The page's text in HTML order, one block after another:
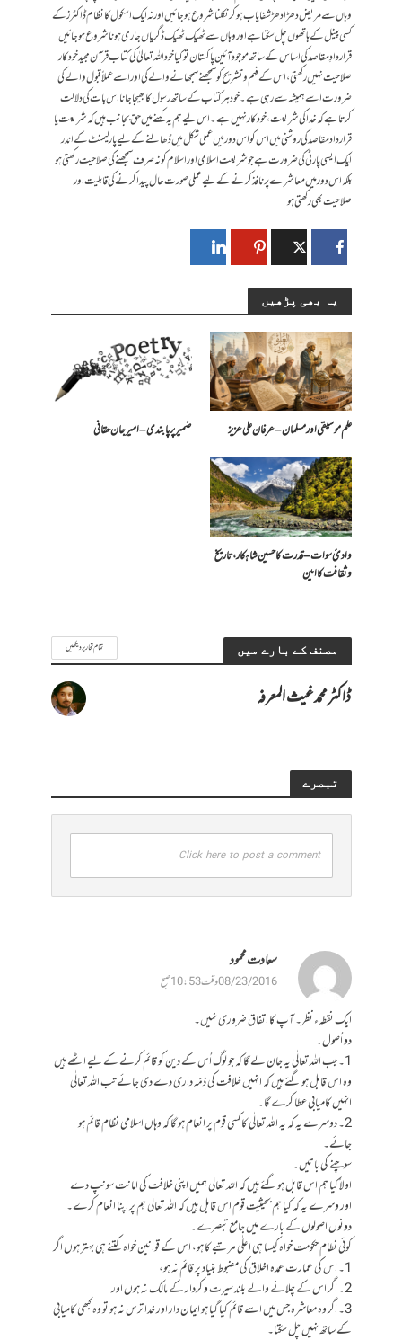
وہاں سے مریض دھڑا دھڑ شفا یاب ہو کر نکلنا شروع ہو جائیں اور نہ ایک اسکول کا نظام ڈاکٹرز کے
کسی پینل کے ہاتھوں چل سکتا ہے اور وہاں سے ٹھیک ٹھیک ڈگریاں جاری ہونا شروع ہو جائیں
قرار دادِ مقاصد کی اساس کے ساتھ موجود آئین پاکستان تو کیا خود اللہ تعالیٰ کی کتاب قرآن مجید خود کار
صلاحیت نہیں رکھتی، اس کے فہم و تشریح کو سمجھنے سمجھانے والے کی اور اسے عملاً قبول والے کی
ضرورت اسے ہمیشہ سے رہی ہے۔ خود ہر کتاب کے ساتھ رسول کا بھیجا جانا اس بات کی دلالت
کرتا ہے کہ خدا کی شریعت، خودکار نہیں ہے۔ اس لیے ہم یہ کہنے میں حق بجانب ہیں کہ شریعت یا
قرار داد مقاصد کی روشنی میں اس کو اس دور میں عملی شکل میں ڈھالنے کے لیے پارلیمنٹ کے اندر
ایک ایسی پارٹی کی ضرورت ہے جو شریعت اسلامی اور اسلام کو نہ صرف سمجھنے کی صلاحیت رکھتی ہو
بلکہ اس دور میں معاشرے پر نافذ کرنے کے لیے عملی صورت حال پیدا کرنے کی قابلیت اور
صلاحیت بھی رکھتی ہو
یہ بھی پڑھیں
علم موسیقی اور مسلمان – عرفان علی عزیز ضمیر پر پابندی – امیرجان حقانی
وادیٔ سوات – قدرت کا حسین شاہکار، تاریخ
و ثقافت کا امین
مصنف کے بارے میں تمام تحاریر دیکھیں
ڈاکٹرمحمدغیث المعرفہ
تبصرے
Click here to post a comment
سعادت محمود
08/23/2016 وقت 10:53 صبح
ایک نقطہء نظر۔ آپ کا اتفاق ضروری نہیں۔
دو اُصول۔
1۔ جب اللہ تعالٰی یہ جان لے گا کہ جو لوگ اُس کے دین کو قائم کرنے کے لیے اٹھے ہیں
وہ اس قابل ہو گئے ہیں کہ انہیں خلافت کی ذمّہ داری دے دی جائے تب اللہ تعالٰی
انہیں کامیابی عطا کرے گا۔
2۔ دوسرے یہ کہ یہ اللہ تعالٰی کا کسی قوم پر انعام ہو گا کہ وہاں اسلامی نظام قائم ہو
جائے۔
سوچنے کی باتیں۔
اولاً کیا ہم اس قابل ہو گئے ہیں کہ اللہ تعالٰی ہمیں اپنی خلافت کی امانت سونپ دے
اور وسرے یہ کہ کیا ہم بحیثیّت قوم اس قابل ہیں کہ اللہ تعالٰی ہم پر اپنا انعام کرے۔
دونوں اصولوں کے بارے میں جامع تبصرے۔
کوئی نطام حکومت خواہ کیسا ہی اعلٰی مرتبے کا ہو، اس کے قوانین خواہ کتنے ہی بہتر ہوں اگر
1۔ اس کی عمارت عمدہ اخلاق کی مضبوط بنیاد پر قائم نہ ہو،
2۔ اگر اس کے چلانے والے بلند سیرت و کردار کے مالک نہ ہوں اور
3۔ اگر وہ معاشرہ جس میں اسے قائم کیا گیا ہو ایمان دار اور خدا ترس نہ ہو تو وہ کبھی کامیابی
کے ساتھ نہیں چل سکتا۔